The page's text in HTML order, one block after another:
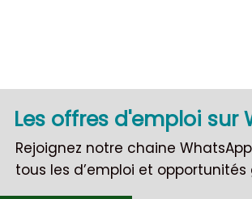
Les offres d'emploi sur
Rejoignez notre chaine
tous les d’emploi et